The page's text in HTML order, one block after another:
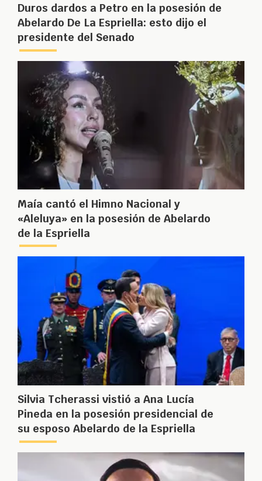
Duros dardos a Petro en la posesión de
Abelardo De La Espriella: esto dijo el
presidente del Senado
Maía cantó el Himno Nacional y
«Aleluya» en la posesión de Abelardo
de la Espriella
Silvia Tcherassi vistió a Ana Lucía
Pineda en la posesión presidencial de
su esposo Abelardo de la Espriella